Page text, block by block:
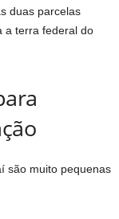
duas parcelas
a terra federal do
são muito pequenas